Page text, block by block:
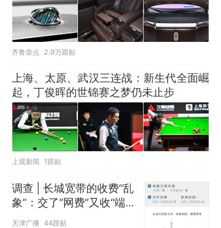
齐鲁壹点 2.9万跟贴
上海、太原、武汉三连战：新生代全面崛
起，丁俊晖的世锦赛之梦仍未止步
上观新闻 1跟贴
调查 | 长城宽带的收费“乱
象”：交了“网费”又收“端口
费”，退费没着落，使用期
天津广播 44跟贴